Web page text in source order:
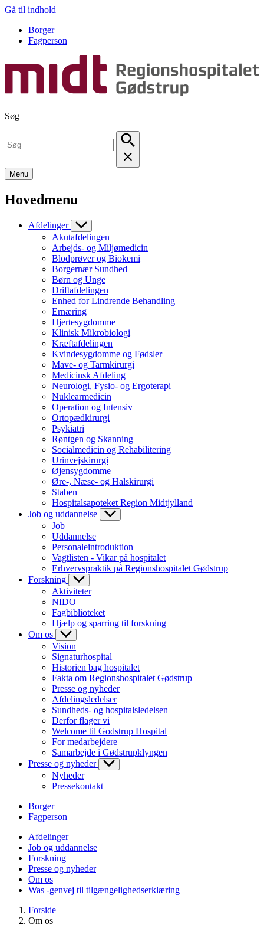
Gå til indhold
Borger
Fagperson
Søg
Menu
Hovedmenu
Afdelinger
Akutafdelingen
Arbejds- og Miljømedicin
Blodprøver og Biokemi
Borgernær Sundhed
Børn og Unge
Driftafdelingen
Enhed for Lindrende Behandling
Ernæring
Hjertesygdomme
Klinisk Mikrobiologi
Kræftafdelingen
Kvindesygdomme og Fødsler
Mave- og Tarmkirurgi
Medicinsk Afdeling
Neurologi, Fysio- og Ergoterapi
Nuklearmedicin
Operation og Intensiv
Ortopædkirurgi
Psykiatri
Røntgen og Skanning
Socialmedicin og Rehabilitering
Urinvejskirurgi
Øjensygdomme
Øre-, Næse- og Halskirurgi
Staben
Hospitalsapoteket Region Midtjylland
Job og uddannelse
Job
Uddannelse
Personaleintroduktion
Vagtlisten - Vikar på hospitalet
Erhvervspraktik på Regionshospitalet Gødstrup
Forskning
Aktiviteter
NIDO
Fagbiblioteket
Hjælp og sparring til forskning
Om os
Vision
Signaturhospital
Historien bag hospitalet
Fakta om Regionshospitalet Gødstrup
Presse og nyheder
Afdelingsledelser
Sundheds- og hospitalsledelsen
Derfor flager vi
Welcome til Godstrup Hospital
For medarbejdere
Samarbejde i Gødstrupklyngen
Presse og nyheder
Nyheder
Pressekontakt
Borger
Fagperson
Afdelinger
Job og uddannelse
Forskning
Presse og nyheder
Om os
Was -genvej til tilgængelighedserklæring
Forside
Om os